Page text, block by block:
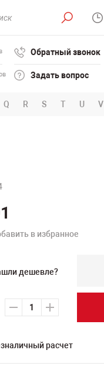
Обратный звонок
Задать вопрос
Q R S T U V
в избранное
дешевле?
расчет